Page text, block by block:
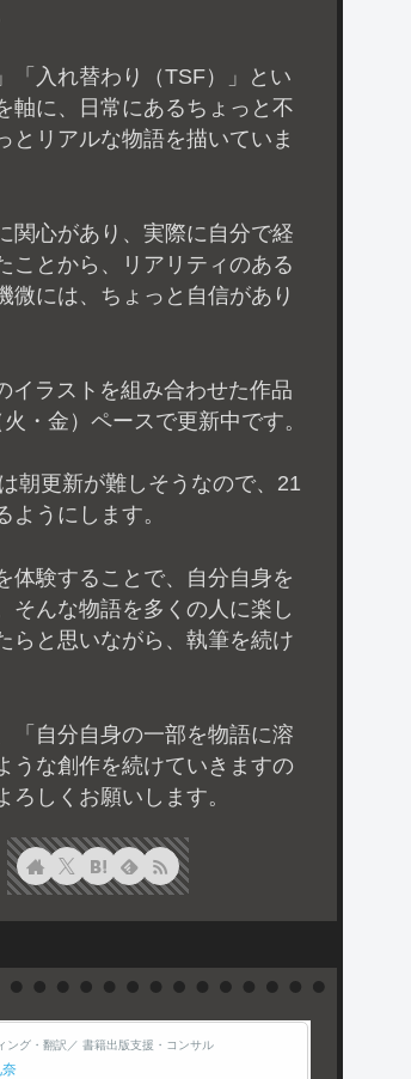
「入れ替わり（TSF）」とい
軸に、日常にあるちょっと不
とリアルな物語を描いていま
関心があり、実際に自分で経
ことから、リアリティのある
微には、ちょっと自信があり
イラストを組み合わせた作品
・金）ペースで更新中です。
朝更新が難しそうなので、21
ようにします。
体験することで、自分自身を
そんな物語を多くの人に楽し
らと思いながら、執筆を続け
「自分自身の一部を物語に溶
うな創作を続けていきますの
ろしくお願いします。